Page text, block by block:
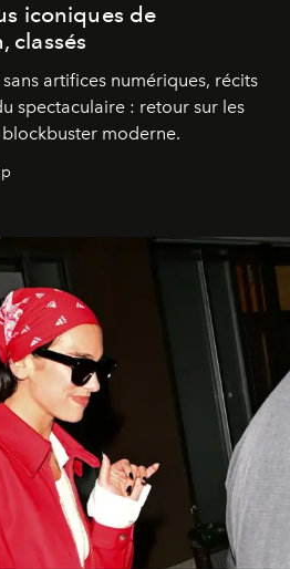
iconiques de
classés
artifices numériques, récits
spectaculaire : retour sur les
moderne.